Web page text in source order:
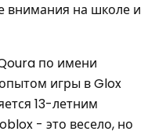
внимания на школе и
по имени
игры в Glox
13-летним
- это весело, но